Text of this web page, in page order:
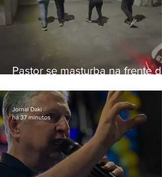
Pastor se masturba na frente de
Jornal Daki
há 37 minutos